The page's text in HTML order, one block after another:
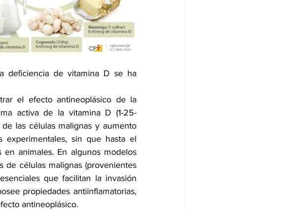
deficiencia de vitamina D se ha
el efecto antineoplásico de la
activa de la vitamina D (1-25-
las células malignas y aumento
sin que hasta el
animales. En algunos modelos
de células malignas (provenientes
que facilitan la invasión
propiedades antiinflamatorias,
antineoplásico.